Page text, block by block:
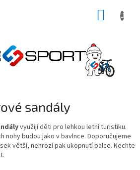
sandály
využijí děti pro lehkou letní turistiku.
nohy budou jako v bavlnce. Doporučujeme
větší, nehrozí pak ukopnutí palce. Nechte